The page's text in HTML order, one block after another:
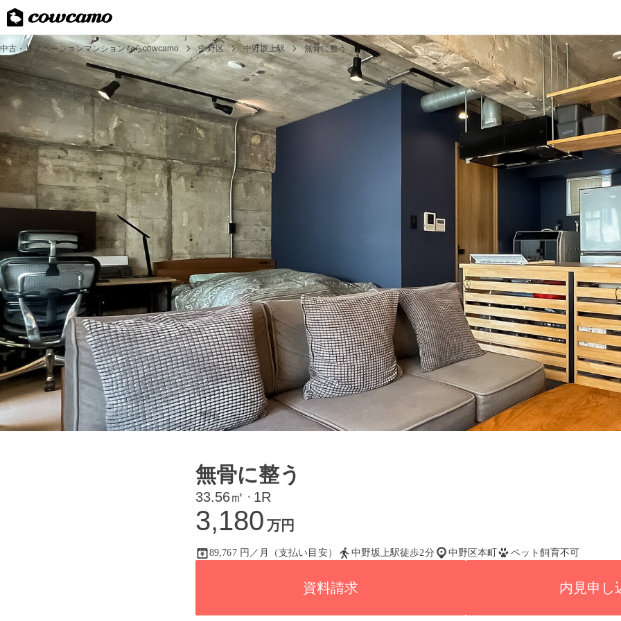
中古・リノベーションマンションならcowcamo 中野区 中野坂上駅 無骨に整う
無骨に整う
33.56㎡ ・ 1R
3,180 万円
89,767 円／月（支払い目安） 中野坂上駅徒歩2分 中野区本町 ペット飼育不可
資料請求 内見申し